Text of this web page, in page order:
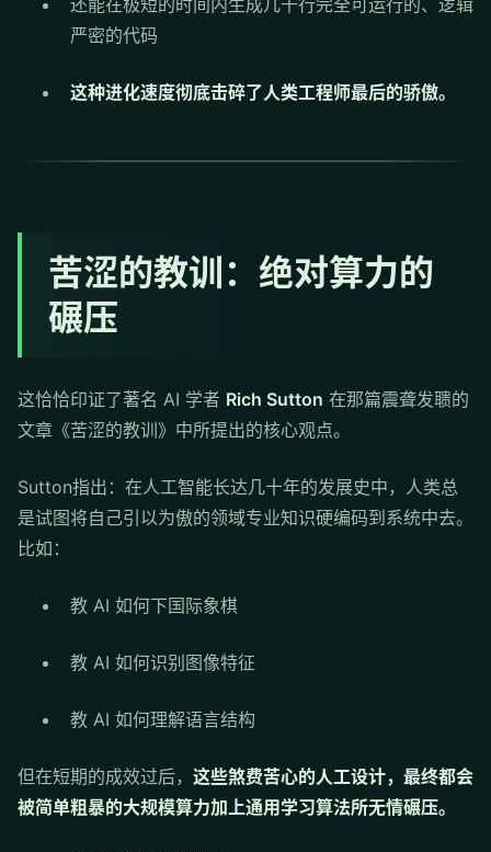
还能在极短的时间内生成几千行完全可运行的、逻辑
严密的代码
这种进化速度彻底击碎了人类工程师最后的骄傲。
苦涩的教训：绝对算力的
碾压
这恰恰印证了著名 AI 学者 Rich Sutton 在那篇震聋发聩的
文章《苦涩的教训》中所提出的核心观点。
Sutton指出：在人工智能长达几十年的发展史中，人类总
是试图将自己引以为傲的领域专业知识硬编码到系统中去。
比如：
教 AI 如何下国际象棋
教 AI 如何识别图像特征
教 AI 如何理解语言结构
但在短期的成效过后， 这些煞费苦心的人工设计，最终都会
被简单粗暴的大规模算力加上通用学习算法所无情碾压。